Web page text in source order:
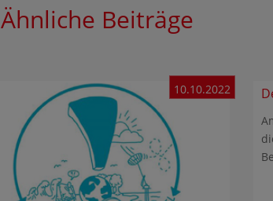
Ähnliche Beiträge
10.10.2022